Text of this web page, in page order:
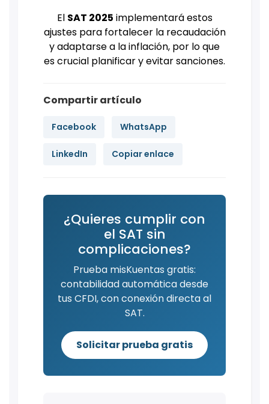
El SAT 2025 implementará estos
ajustes para fortalecer la recaudación
y adaptarse a la inflación, por lo que
es crucial planificar y evitar sanciones.
Compartir artículo
Facebook WhatsApp
LinkedIn Copiar enlace
¿Quieres cumplir con
el SAT sin
complicaciones?
Prueba misKuentas gratis:
contabilidad automática desde
tus CFDI, con conexión directa al
SAT.
Solicitar prueba gratis